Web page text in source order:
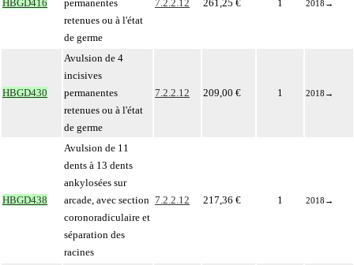
HBGD416
permanentes
retenues ou à l'état
de germe
7.2.2.12 261,25 € 1 2018 →
HBGD430
Avulsion de 4
incisives
permanentes
retenues ou à l'état
de germe
7.2.2.12 209,00 € 1 2018 →
HBGD438
Avulsion de 11
dents à 13 dents
ankylosées sur
arcade, avec section
coronoradiculaire et
séparation des
racines
7.2.2.12 217,36 € 1 2018 →